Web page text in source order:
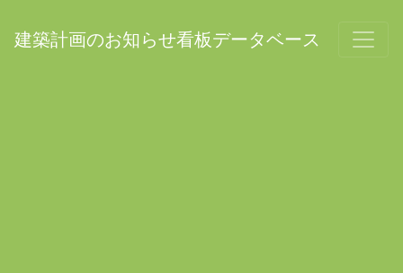
建築計画のお知らせ看板データベース